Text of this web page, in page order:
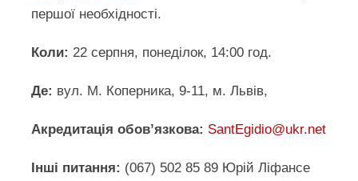
першої необхідності.
Коли:22 серпня, понеділок, 14:00 год.
Де: вул. М. Коперника, 9-11, м. Львів,
Акредитація обов’язкова: SantEgidio@ukr.net
Інші питання: (067) 502 85 89 Юрій Ліфансе